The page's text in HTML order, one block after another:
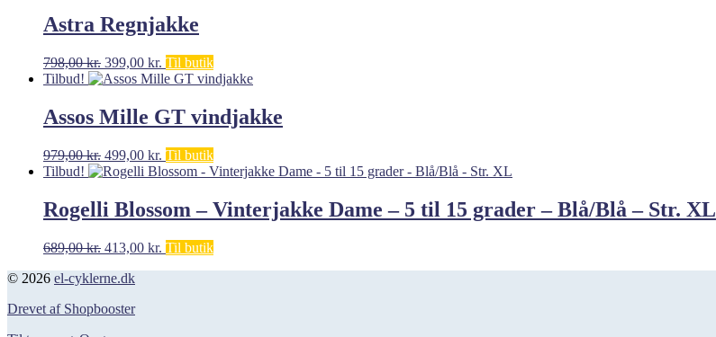
Astra Regnjakke
798,00kr. Den
oprindelige
var:
798,00 kr..
399,00 kr. Den
aktuelle
er:
399,00 kr..
Til butik
Tilbud!
Assos Mille GT vindjakke
979,00kr. Den
oprindelige
var:
979,00 kr..
499,00 kr. Den
aktuelle
499,00 kr..
Til butik
Tilbud!
Rogelli Blossom – Vinterjakke Dame – 5 til 15 grader – Blå/Blå – Str. XL
689,00kr. Den
pris
689,00 kr..
413,00 kr. Den
Til butik
© 2026 el-cyklerne.dk
Drevet af Shopbooster